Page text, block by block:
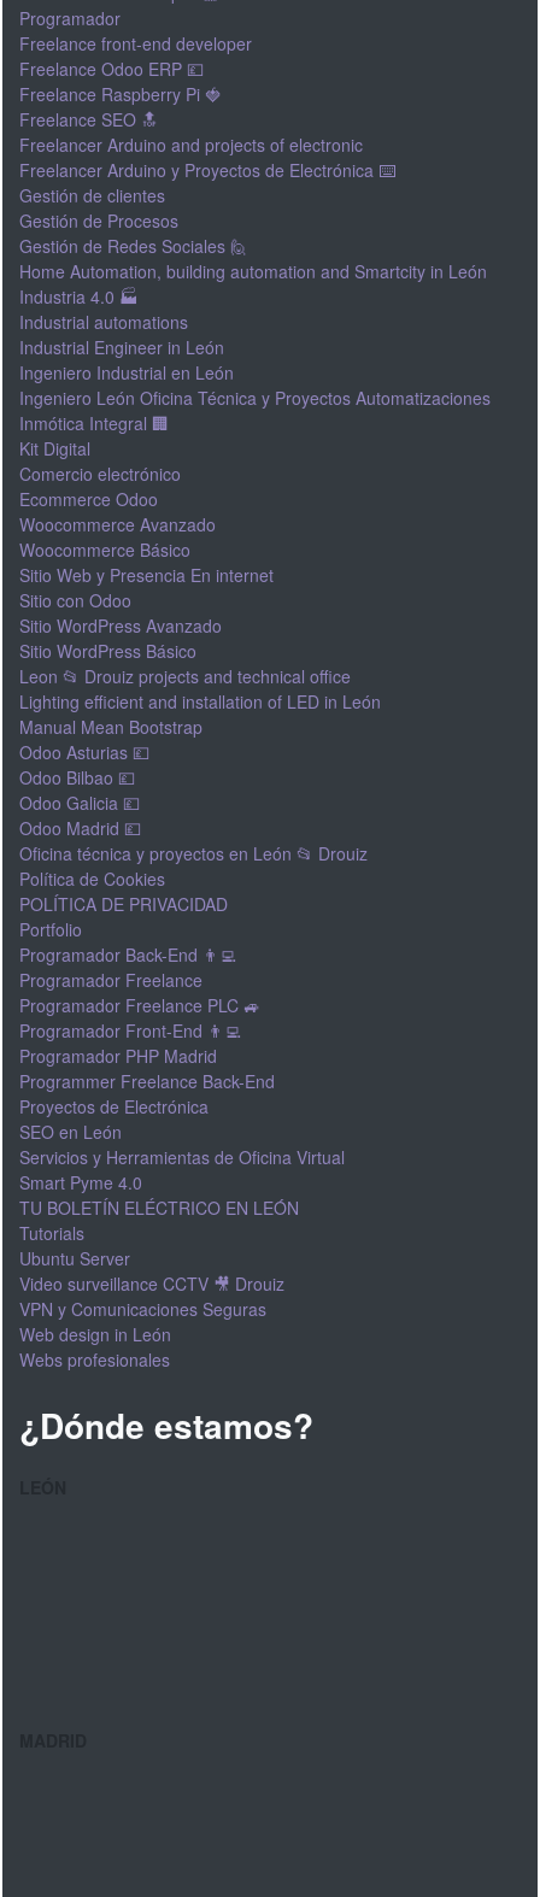
Programador
Freelance front-end developer
Freelance Odoo ERP 💷
Freelance Raspberry Pi 🍓
Freelance SEO 🔝
Freelancer Arduino and projects of electronic
Freelancer Arduino y Proyectos de Electrónica ⌨️
Gestión de clientes
Gestión de Procesos
Gestión de Redes Sociales 🙋
Home Automation, building automation and Smartcity in León
Industria 4.0 🏭
Industrial automations
Industrial Engineer in León
Ingeniero Industrial en León
Ingeniero León Oficina Técnica y Proyectos Automatizaciones
Inmótica Integral 🏢
Kit Digital
Comercio electrónico
Ecommerce Odoo
Woocommerce Avanzado
Woocommerce Básico
Sitio Web y Presencia En internet
Sitio con Odoo
Sitio WordPress Avanzado
Sitio WordPress Básico
Leon 📂 Drouiz projects and technical office
Lighting efficient and installation of LED in León
Manual Mean Bootstrap
Odoo Asturias 💷
Odoo Bilbao 💷
Odoo Galicia 💷
Odoo Madrid 💷
Oficina técnica y proyectos en León 📂 Drouiz
Política de Cookies
POLÍTICA DE PRIVACIDAD
Portfolio
Programador Back-End 👨‍💻
Programador Freelance
Programador Freelance PLC 🚙
Programador Front-End 👨‍💻
Programador PHP Madrid
Programmer Freelance Back-End
Proyectos de Electrónica
SEO en León
Servicios y Herramientas de Oficina Virtual
Smart Pyme 4.0
TU BOLETÍN ELÉCTRICO EN LEÓN
Tutorials
Ubuntu Server
Video surveillance CCTV 🎥 Drouiz
VPN y Comunicaciones Seguras
Web design in León
Webs profesionales
¿Dónde estamos?